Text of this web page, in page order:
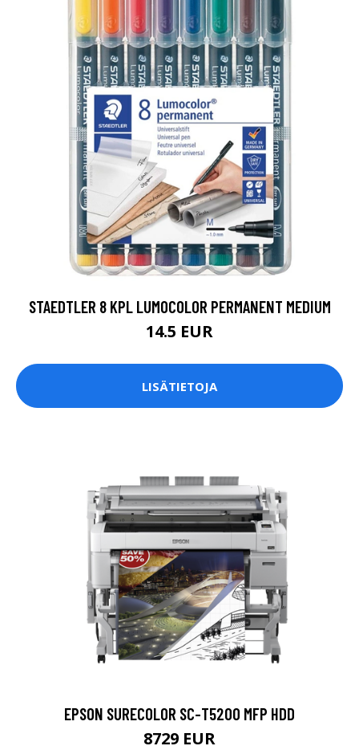
STAEDTLER 8 KPL LUMOCOLOR PERMANENT MEDIUM
14.5 EUR
LISÄTIETOJA
EPSON SURECOLOR SC-T5200 MFP HDD
8729 EUR